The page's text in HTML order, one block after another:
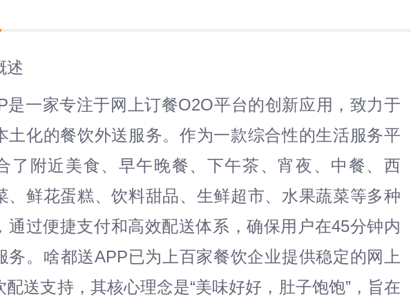
述
是一家专注于网上订餐O2O平台的创新应用，致力于
土化的餐饮外送服务。作为一款综合性的生活服务平
了附近美食、早午晚餐、下午茶、宵夜、中餐、西
、鲜花蛋糕、饮料甜品、生鲜超市、水果蔬菜等多种
通过便捷支付和高效配送体系，确保用户在45分钟内
务。啥都送APP已为上百家餐饮企业提供稳定的网上
配送支持，其核心理念是“美味好好，肚子饱饱”，旨在